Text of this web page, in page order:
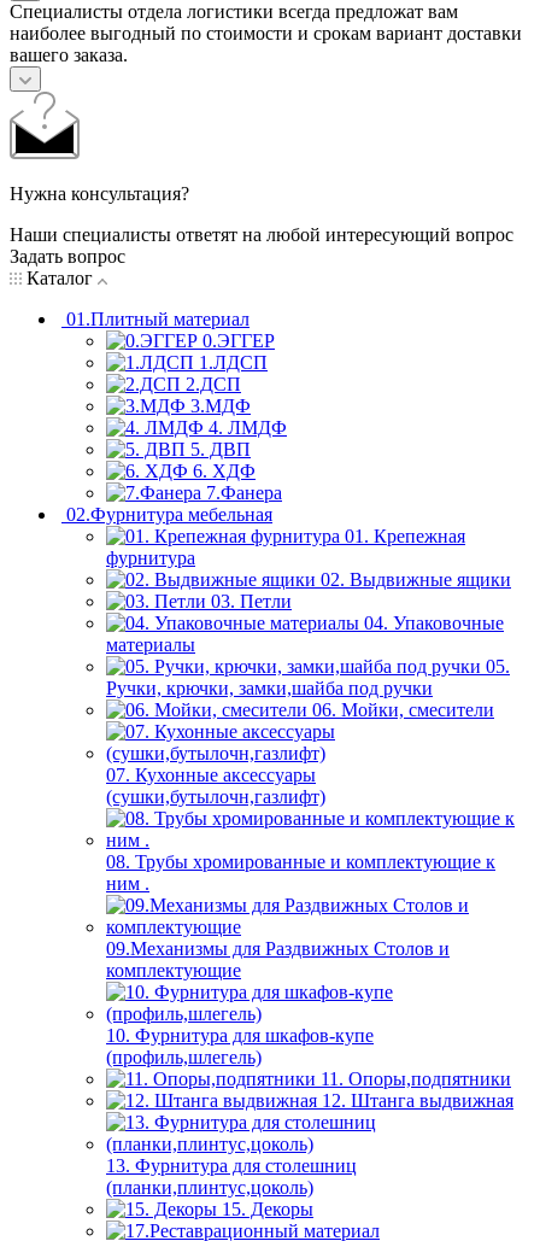
Специалисты отдела логистики всегда предложат вам
наиболее выгодный по стоимости и срокам вариант доставки
вашего заказа.
Нужна консультация?
Наши специалисты ответят на любой интересующий вопрос
Задать вопрос
Каталог
01.Плитный материал
0.ЭГГЕР
1.ЛДСП
2.ДСП
3.МДФ
4. ЛМДФ
5. ДВП
6. ХДФ
7.Фанера
02.Фурнитура мебельная
01. Крепежная
фурнитура
02. Выдвижные ящики
03. Петли
04. Упаковочные
материалы
05.
Ручки, крючки, замки,шайба под ручки
06. Мойки, смесители
07. Кухонные аксессуары
(сушки,бутылочн,газлифт)
08. Трубы хромированные и комплектующие к
ним .
09.Механизмы для Раздвижных Столов и
комплектующие
10. Фурнитура для шкафов-купе
(профиль,шлегель)
11. Опоры,подпятники
12. Штанга выдвижная
13. Фурнитура для столешниц
(планки,плинтус,цоколь)
15. Декоры